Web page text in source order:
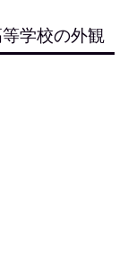
学校の外観